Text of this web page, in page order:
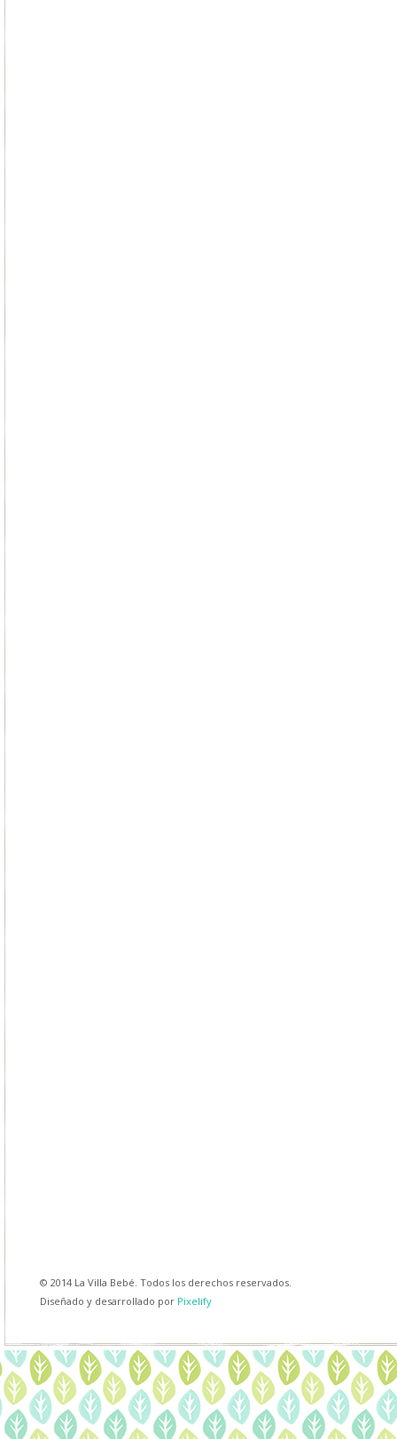
© 2014 La Villa Bebé. Todos los derechos reservados.
Diseñado y desarrollado por Pixelify